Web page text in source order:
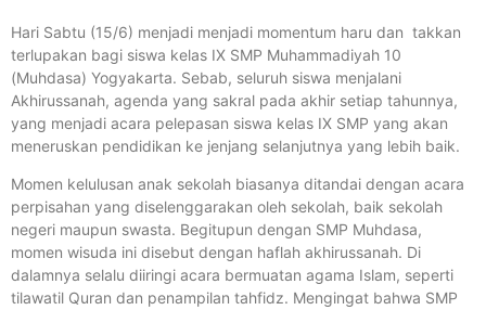
Hari Sabtu (15/6) menjadi menjadi momentum haru dan takkan
terlupakan bagi siswa kelas IX SMP Muhammadiyah 10
(Muhdasa) Yogyakarta. Sebab, seluruh siswa menjalani
Akhirussanah, agenda yang sakral pada akhir setiap tahunnya,
yang menjadi acara pelepasan siswa kelas IX SMP yang akan
meneruskan pendidikan ke jenjang selanjutnya yang lebih baik.
Momen kelulusan anak sekolah biasanya ditandai dengan acara
perpisahan yang diselenggarakan oleh sekolah, baik sekolah
negeri maupun swasta. Begitupun dengan SMP Muhdasa,
momen wisuda ini disebut dengan haflah akhirussanah. Di
dalamnya selalu diiringi acara bermuatan agama Islam, seperti
tilawatil Quran dan penampilan tahfidz. Mengingat bahwa SMP